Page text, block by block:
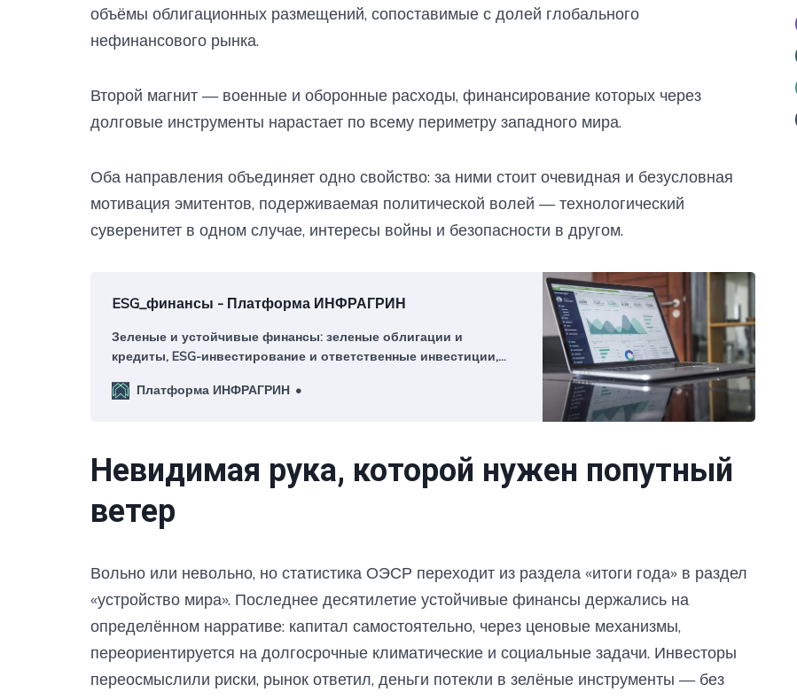
объёмы облигационных размещений, сопоставимые с долей глобального
нефинансового рынка.
Второй магнит — военные и оборонные расходы, финансирование которых через
долговые инструменты нарастает по всему периметру западного мира.
Оба направления объединяет одно свойство: за ними стоит очевидная и безусловная
мотивация эмитентов, подерживаемая политической волей — технологический
суверенитет в одном случае, интересы войны и безопасности в другом.
ESG_финансы - Платформа ИНФРАГРИН
Зеленые и устойчивые финансы: зеленые облигации и
кредиты, ESG-инвестирование и ответственные инвестиции,
кредитование банков, климатическое финансирование,
Платформа ИНФРАГРИН
Невидимая рука, которой нужен попутный
ветер
Вольно или невольно, но статистика ОЭСР переходит из раздела «итоги года» в раздел
«устройство мира». Последнее десятилетие устойчивые финансы держались на
определённом нарративе: капитал самостоятельно, через ценовые механизмы,
переориентируется на долгосрочные климатические и социальные задачи. Инвесторы
переосмыслили риски, рынок ответил, деньги потекли в зелёные инструменты — без